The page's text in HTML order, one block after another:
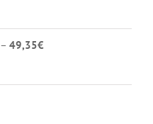
39,90€
– 49,35€